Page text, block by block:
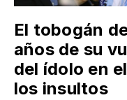
El tobogán
años de su
del ídolo en
los insultos